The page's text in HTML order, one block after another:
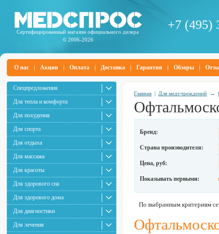
Сертифицированный магазин официального дилера
© 2006-2026
+7 (495)
О нас Акции Оплата Доставка Гарантия Обзоры
Спецпредложения
Для тепла и комфорта
Для похудения
Для спорта
Для отдыха
Для массажа
Для красоты
Для здорового сна
Для здорового дома
Для диагностики
Для лечения
Главная | Для медучреждений →
Бренд:
Страна производителя:
Цена, руб:
Показывать первыми:
По выбранным критериям